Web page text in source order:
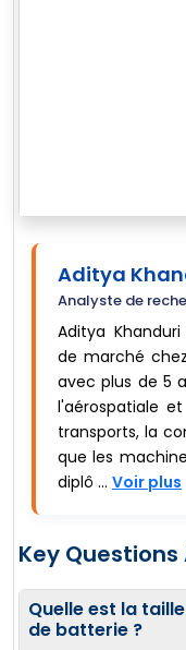
Aditya
Analyste de
Aditya
de marché
avec plus de 5
l'aérospatiale
transports, la
que les
diplô ... Voir plus
Key
Quelle est la
de batterie ?